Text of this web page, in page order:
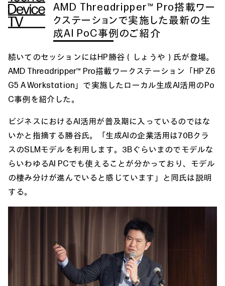
AMD Threadripper™ Pro搭載ワー
クステーションで実施した最新の生
成AI PoC事例のご紹介
続いてのセッションにはHP勝谷（しょうや）氏が登場。
AMD Threadripper™ Pro搭載ワークステーション「HP Z6
G5 A Workstation」で実施したローカル生成AI活用のPo
C事例を紹介した。
ビジネスにおけるAI活用が普及期に入っているのではな
いかと指摘する勝谷氏。「生成AIの企業活用は70Bクラ
スのSLMモデルを利用します。3Bぐらいまのでモデルな
らいわゆるAI PCでも使えることが分かっており、モデル
の棲み分けが進んでいると感じています」と同氏は説明
する。